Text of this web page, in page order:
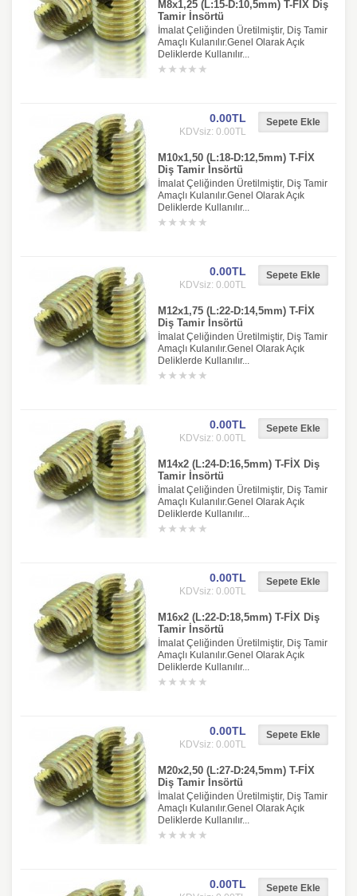
M8x1,25 (L:15-D:10,5mm) T-FİX Diş
Tamir İnsörtü
İmalat Çeliğinden Üretilmiştir, Diş Tamir
Amaçlı Kulanılır.Genel Olarak Açık
Deliklerde Kullanılır...
0.00TL
KDVsiz: 0.00TL
M10x1,50 (L:18-D:12,5mm) T-FİX
Diş Tamir İnsörtü
İmalat Çeliğinden Üretilmiştir, Diş Tamir
Amaçlı Kulanılır.Genel Olarak Açık
Deliklerde Kullanılır...
0.00TL
KDVsiz: 0.00TL
M12x1,75 (L:22-D:14,5mm) T-FİX
Diş Tamir İnsörtü
İmalat Çeliğinden Üretilmiştir, Diş Tamir
Amaçlı Kulanılır.Genel Olarak Açık
Deliklerde Kullanılır...
0.00TL
KDVsiz: 0.00TL
M14x2 (L:24-D:16,5mm) T-FİX Diş
Tamir İnsörtü
İmalat Çeliğinden Üretilmiştir, Diş Tamir
Amaçlı Kulanılır.Genel Olarak Açık
Deliklerde Kullanılır...
0.00TL
KDVsiz: 0.00TL
M16x2 (L:22-D:18,5mm) T-FİX Diş
Tamir İnsörtü
İmalat Çeliğinden Üretilmiştir, Diş Tamir
Amaçlı Kulanılır.Genel Olarak Açık
Deliklerde Kullanılır...
0.00TL
KDVsiz: 0.00TL
M20x2,50 (L:27-D:24,5mm) T-FİX
Diş Tamir İnsörtü
İmalat Çeliğinden Üretilmiştir, Diş Tamir
Amaçlı Kulanılır.Genel Olarak Açık
Deliklerde Kullanılır...
0.00TL